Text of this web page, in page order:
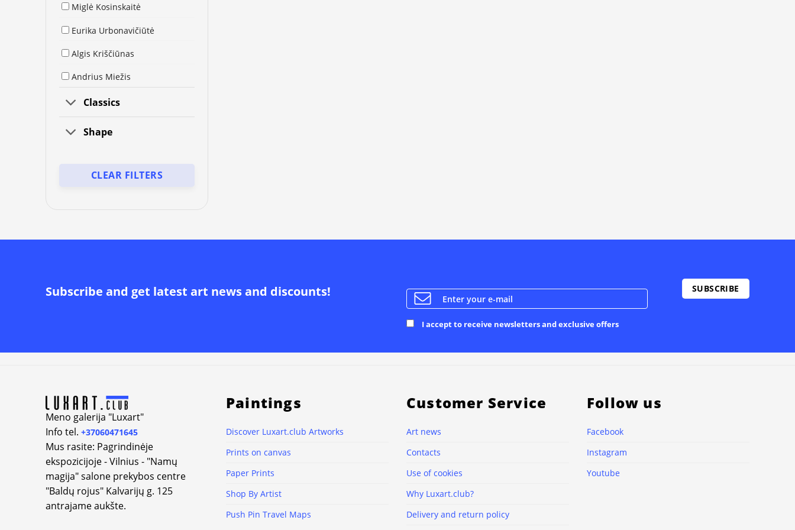
Miglė Kosinskaitė
Eurika Urbonavičiūtė
Algis Kriščiūnas
Andrius Miežis
Peeter Krosmann
Kristina Asinus
My Face Art
Modestas Malinauskas
Gabrielė Šermukšnytė
Mykolė Ganusauskaitė
Alma Karaleviciene
Arturas Aliukas
Classics
Shape
CLEAR FILTERS
Subscribe and get latest art news and discounts!
I accept to receive newsletters and exclusive offers
Meno galerija "Luxart"
Info tel. +37060471645
Mus rasite: Pagrindinėje
ekspozicijoje - Vilnius - "Namų
magija" salone prekybos centre
"Baldų rojus" Kalvarijų g. 125
antrajame aukšte.
Paintings
Discover Luxart.club Artworks
Prints on canvas
Paper Prints
Shop By Artist
Push Pin Travel Maps
Customer Service
Art news
Contacts
Use of cookies
Why Luxart.club?
Delivery and return policy
Follow us
Facebook
Instagram
Youtube